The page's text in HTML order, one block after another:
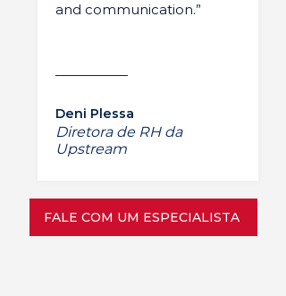
and communication.”
Deni Plessa
Diretora de RH da
Upstream
FALE COM UM ESPECIALISTA